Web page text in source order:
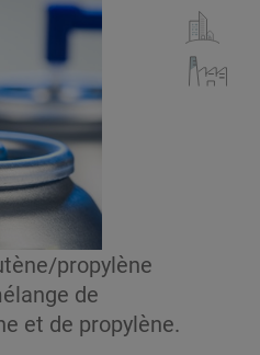
propylène
de
et de propylène.